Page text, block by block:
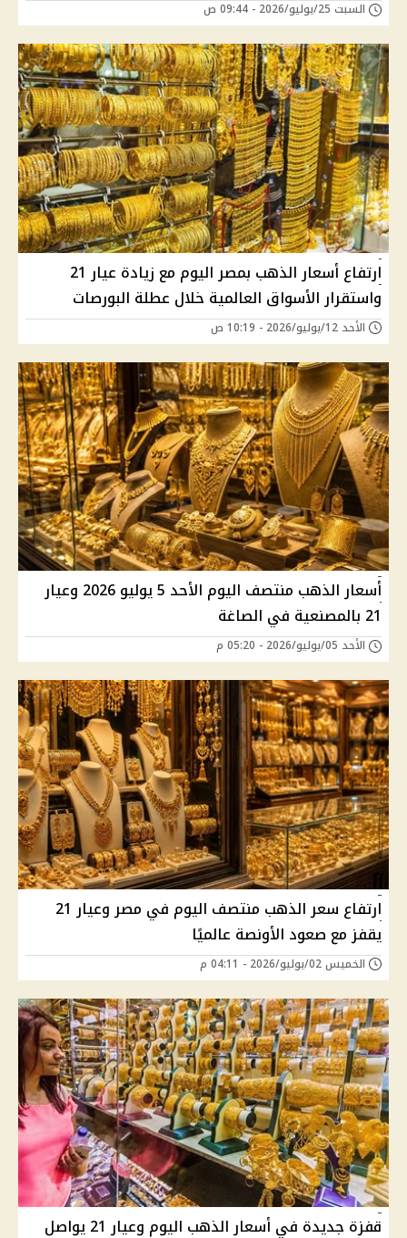
السبت 25/يوليو/2026 - 09:44 ص
ارتفاع أسعار الذهب بمصر اليوم مع زيادة عيار 21
واستقرار الأسواق العالمية خلال عطلة البورصات
الأحد 12/يوليو/2026 - 10:19 ص
أسعار الذهب منتصف اليوم الأحد 5 يوليو 2026 وعيار
21 بالمصنعية في الصاغة
الأحد 05/يوليو/2026 - 05:20 م
ارتفاع سعر الذهب منتصف اليوم في مصر وعيار 21
يقفز مع صعود الأونصة عالميًا
الخميس 02/يوليو/2026 - 04:11 م
قفزة جديدة في أسعار الذهب اليوم وعيار 21 يواصل